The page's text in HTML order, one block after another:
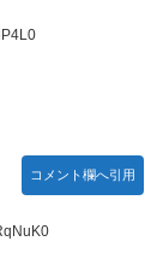
コメント欄へ引用